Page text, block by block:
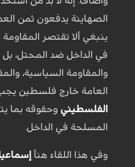
الصهاينة يدفعون ثمن
ينبغي ألا تقتصر
في الداخل ضد المحتل، بل
والمقاومة السياسية،
العامة خارج فلسطين يجب
الفلسطيني وحقوقه بما
المسلحة في الداخل.
وفي هذا اللقاء هنأ